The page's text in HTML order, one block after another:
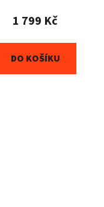
1 799 Kč
DO KOŠÍKU